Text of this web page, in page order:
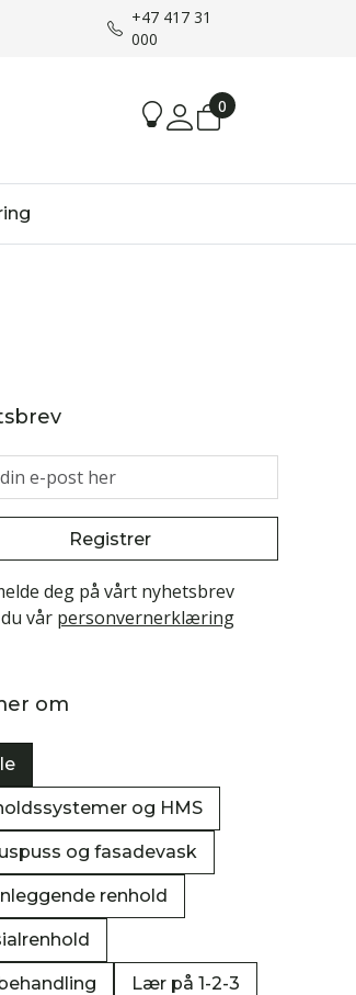
+47 417 31
000
0
Registrer
deg på vårt nyhetsbrev
vår personvernerklæring
om
og HMS
og fasadevask
renhold
Lær på 1-2-3